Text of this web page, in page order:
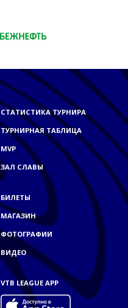
СТАТИСТИКА ТУРНИРА
ТУРНИРНАЯ ТАБЛИЦА
MVP
ЗАЛ СЛАВЫ
БИЛЕТЫ
МАГАЗИН
ФОТОГРАФИИ
ВИДЕО
VTB LEAGUE APP